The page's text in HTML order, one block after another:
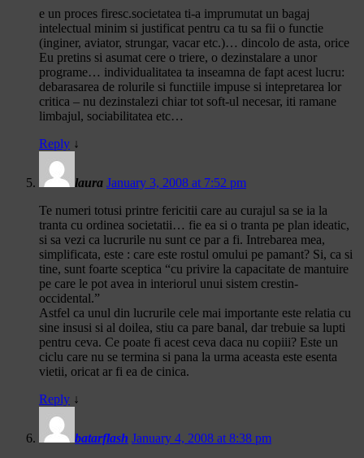
e un proces firesc.societatea ti-a imprumutat un bagaj
intelectual minim si justificat pentru ca tu sa fii o functie
(inginer, aviator, strungar, vacar etc.)… dincolo de asta, orice
Eu pretins si asumat cere o triere, o dezinstalare a unor
programe… individualitatea ta inseamna de fapt acest lucru:
debarasarea de rolurile si functiile impuse si intepretarea lor
critica – nu dezinstalezi chiar tot soft-ul necesar, iti ramane
limbajul, sociabilitatea etc…
Reply ↓
laura January 3, 2008 at 7:52 pm
Te numeri totusi printre fericitii care au curajul sa se ia la
tranta cu ordinea societatii… fie ea si o tranta pe plan ideatic,
si sa vezi ca lucrurile nu sunt ce par a fi. Intrebarea mea,
simplificata, este : care este rostul omului pe pamant? Si, ca si
tine, sunt foarte sceptica “cu privire la capacitate de mantuire
pe care le pot avea in interiorul unui sistem crestin-
occidental.”
Astfel ca unul din lucrurile cele mai importante este relatia cu
sine insusi si al doilea, stiu ca pare banal, dar trebuie sa lupti
pentru ceva. Ce poate fi acest ceva daca nu copiii? Este un
ciclu care nu se termina si pana la urma aceasta este esenta
vietii, oricat ar fi ea de cinica.
Reply ↓
batarflash January 4, 2008 at 8:38 pm